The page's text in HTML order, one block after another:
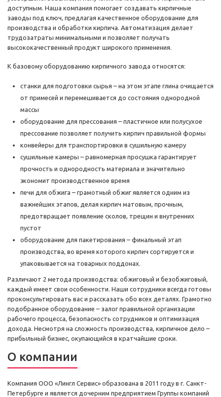
доступным. Наша компания помогает создавать кирпичные
заводы под ключ, предлагая качественное оборудование для
производства и обработки кирпича. Автоматизация делает
трудозатраты минимальными и позволяет получать
высококачественный продукт широкого применения.
К базовому оборудованию кирпичного завода относятся:
станки для подготовки сырья – на этом этапе глина очищается
от примесей и перемешивается до состояния однородной
массы
оборудование для прессования – пластичное или полусухое
прессование позволяет получить кирпич правильной формы
конвейеры для транспортировки в сушильную камеру
сушильные камеры – равномерная просушка гарантирует
прочность и однородность материала и значительно
экономит производственное время
печи для обжига – грамотный обжиг является одним из
важнейших этапов, делая кирпич матовым, прочным,
предотвращает появление сколов, трещин и внутренних
пустот
оборудование для пакетирования – финальный этап
производства, во время которого кирпич сортируется и
упаковывается на товарных поддонах.
Различают 2 метода производства: обжиговый и безобжиговый,
каждый имеет свои особенности. Наши сотрудники всегда готовы
проконсультировать вас и рассказать обо всех деталях. Грамотно
подобранное оборудование – залог правильной организации
рабочего процесса, безопасность сотрудников и оптимизация
дохода. Несмотря на сложность производства, кирпичное дело –
прибыльный бизнес, окупающийся в кратчайшие сроки.
О компании
Компания ООО «Лингл Сервис» образована в 2011 году в г. Санкт-
Петербурге и является дочерним предприятием Группы компаний